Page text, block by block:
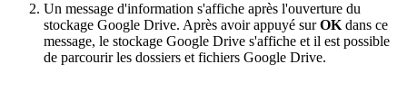
Un message d'information s'affiche après l'ouverture du
stockage Google Drive. Après avoir appuyé surOK dans ce
message, le stockage Google Drive s'affiche et il est possible
de parcourir les dossiers et fichiers Google Drive.